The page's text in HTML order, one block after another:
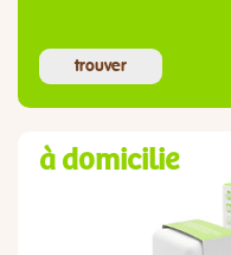
trouver
à domicilie